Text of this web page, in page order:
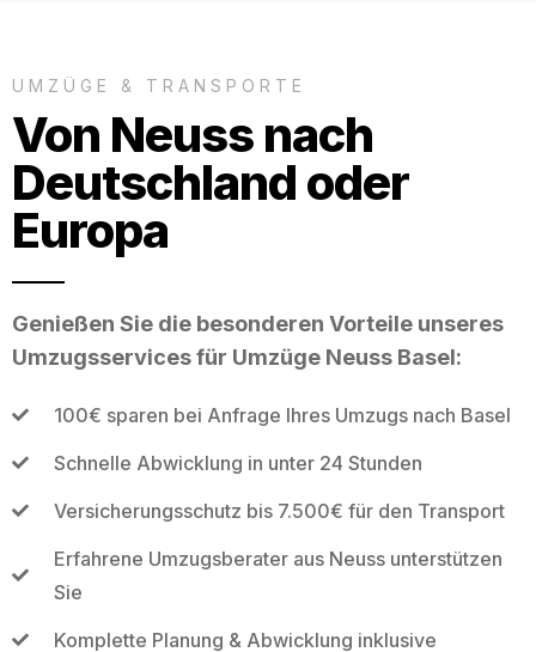
UMZÜGE & TRANSPORTE
Von Neuss nach
Deutschland oder
Europa
Genießen Sie die besonderen Vorteile unseres
Umzugsservices für Umzüge Neuss Basel:
100€ sparen bei Anfrage Ihres Umzugs nach Basel
Schnelle Abwicklung in unter 24 Stunden
Versicherungsschutz bis 7.500€ für den Transport
Erfahrene Umzugsberater aus Neuss unterstützen
Sie
Komplette Planung & Abwicklung inklusive